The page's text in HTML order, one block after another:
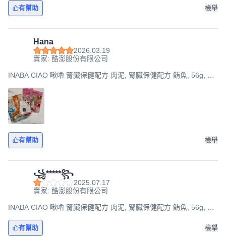
有幫助 檢舉
Hana
2026.03.19
賣家: 酷澎股份有限公司
INABA CIAO 啾嚕 腎臟保健配方 肉泥, 腎臟保健配方 鮪魚, 56g, 4
有幫助 檢舉
꧁*****꧂
2025.07.17
賣家: 酷澎股份有限公司
INABA CIAO 啾嚕 腎臟保健配方 肉泥, 腎臟保健配方 鮪魚, 56g, 6
有幫助 檢舉